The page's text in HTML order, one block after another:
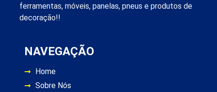
ferramentas, móveis, panelas, pneus e produtos de
decoração!!
NAVEGAÇÃO
Home
Sobre Nós